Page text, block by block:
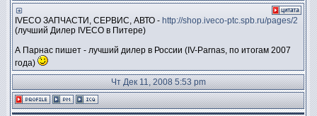
IVECO ЗАПЧАСТИ, СЕРВИС, АВТО - http://shop.iveco-ptc.spb.ru/pages/2
(лучший Дилер IVECO в Питере)
А Парнас пишет - лучший дилер в России (IV-Parnas, по итогам 2007
года)
Чт Дек 11, 2008 5:53 pm